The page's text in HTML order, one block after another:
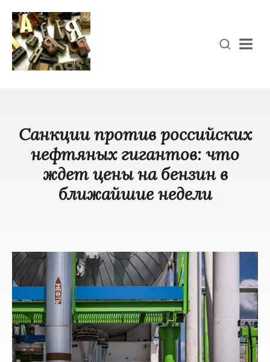
Санкции против российских
нефтяных гигантов: что
ждет цены на бензин в
ближайшие недели